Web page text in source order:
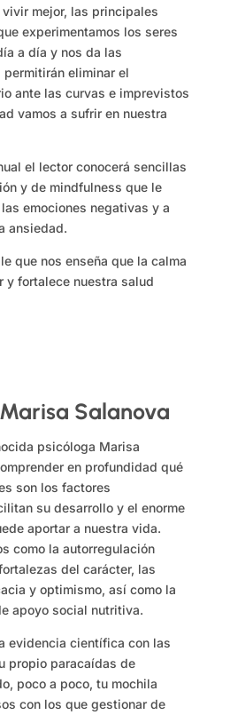
vivir mejor, las principales
experimentamos los seres
a día y nos da las
permitirán eliminar el
ante las curvas e imprevistos
vamos a sufrir en nuestra
el lector conocerá sencillas
y de mindfulness que le
emociones negativas y a
ansiedad.
que nos enseña que la calma
y fortalece nuestra salud
Salanova
psicóloga Marisa
en profundidad qué
son los factores
su desarrollo y el enorme
aportar a nuestra vida.
como la autorregulación
del carácter, las
y optimismo, así como la
apoyo social nutritiva.
evidencia científica con las
propio paracaídas de
poco a poco, tu mochila
con los que gestionar de